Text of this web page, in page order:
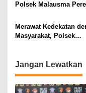
Polsek Malausma
Masyarakat di Desa
Merawat Kedekatan
Masyarakat, Polsek
Jangan Lewatkan